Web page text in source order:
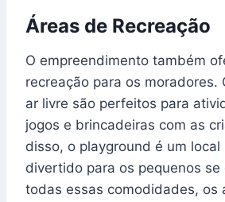
Áreas de Recreação
O empreendimento também
recreação para os moradores.
ar livre são perfeitos para
jogos e brincadeiras com as
disso, o playground é um local
divertido para os pequenos se
todas essas comodidades, os